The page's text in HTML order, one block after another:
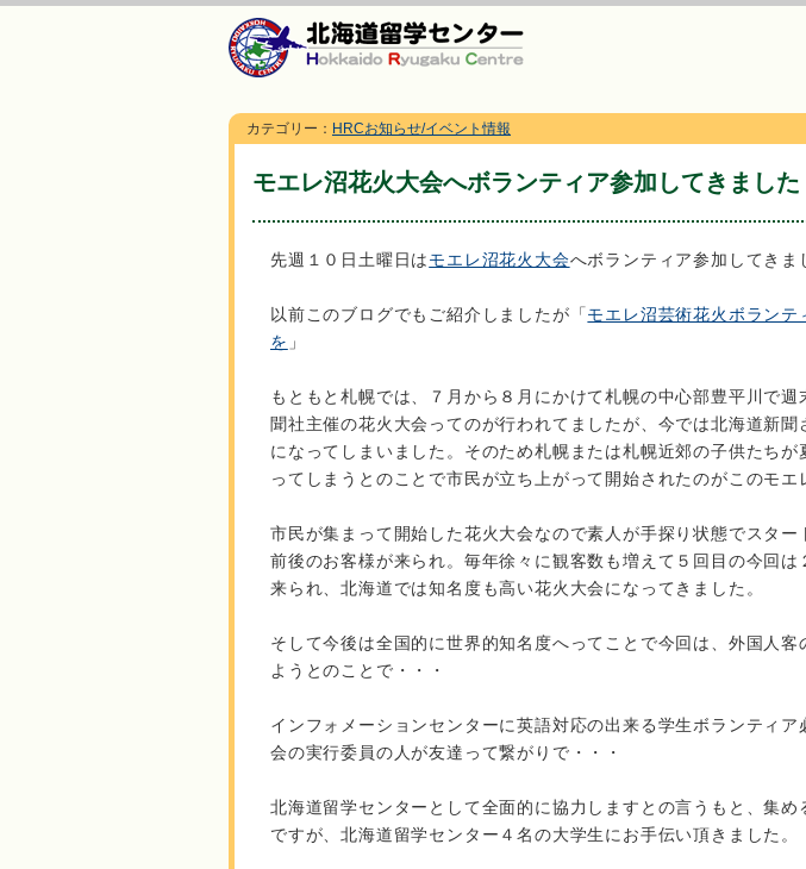
カテゴリー： HRCお知らせ/イベント情報
モエレ沼花火大会へボランティア参加してきました
先週１０日土曜日はモエレ沼花火大会へボランティア参加してきま
以前このブログでもご紹介しましたが「モエレ沼芸術花火ボラン
を 」
もともと札幌では、７月から８月にかけて札幌の中心部豊平川で
聞社主催の花火大会ってのが行われてましたが、今では北海道新聞
になってしまいました。そのため札幌または札幌近郊の子供たちが
ってしまうとのことで市民が立ち上がって開始されたのがこのモエ
市民が集まって開始した花火大会なので素人が手探り状態でスター
前後のお客様が来られ。毎年徐々に観客数も増えて５回目の今回は
来られ、北海道では知名度も高い花火大会になってきました。
そして今後は全国的に世界的知名度へってことで今回は、外国人客
ようとのことで・・・
インフォメーションセンターに英語対応の出来る学生ボランティア
会の実行委員の人が友達って繋がりで・・・
北海道留学センターとして全面的に協力しますとの言うもと、集め
ですが、北海道留学センター４名の大学生にお手伝い頂きました。